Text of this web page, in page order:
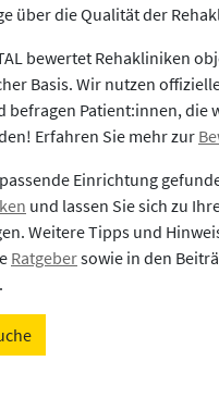
über die Qualität der
bewertet Rehakliniken
Basis. Wir nutzen
befragen Patient:innen, die
Erfahren Sie mehr zur
Einrichtung
und lassen Sie sich zu
Weitere Tipps und
Ratgebersowie in den
.